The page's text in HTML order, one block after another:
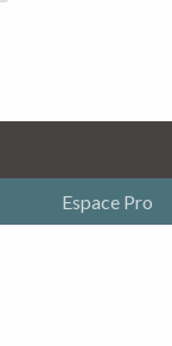
Espace Pro